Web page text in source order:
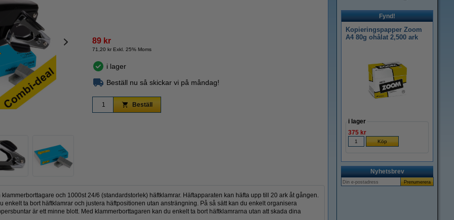
89 kr
71,20 kr Exkl. 25% Moms
i lager
Beställ nu så skickar vi på måndag!
Beställ
och 1000st 24/6 (standardstorlek) häftklamrar. Häftapparaten kan häfta upp till 20 ark åt gången.
enkelt ta bort häftklamrar och justera häftpositionen utan ansträngning. På så sätt kan du enkelt organisera
är ett minne blott. Med klammerborttagaren kan du enkelt ta bort häftklamrarna utan att skada dina
Fynd!
Kopieringspapper Zoom
A4 80g ohålat 2,500 ark
i lager
375 kr
Nyhetsbrev